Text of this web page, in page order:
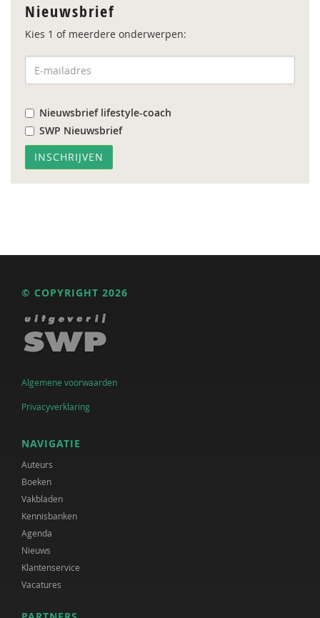
Nieuwsbrief
Kies 1 of meerdere onderwerpen:
Nieuwsbrief lifestyle-coach
SWP Nieuwsbrief
© COPYRIGHT 2026
Algemene voorwaarden
Privacyverklaring
NAVIGATIE
Auteurs
Boeken
Vakbladen
Kennisbanken
Agenda
Nieuws
Klantenservice
Vacatures